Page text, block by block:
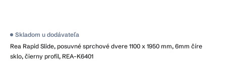
Rea Rapid Slide, posuvné sprchové dvere 1100 x 1950 mm, 6mm číre
sklo, čierny profil, REA-K6401
Skladom u dodávateľa